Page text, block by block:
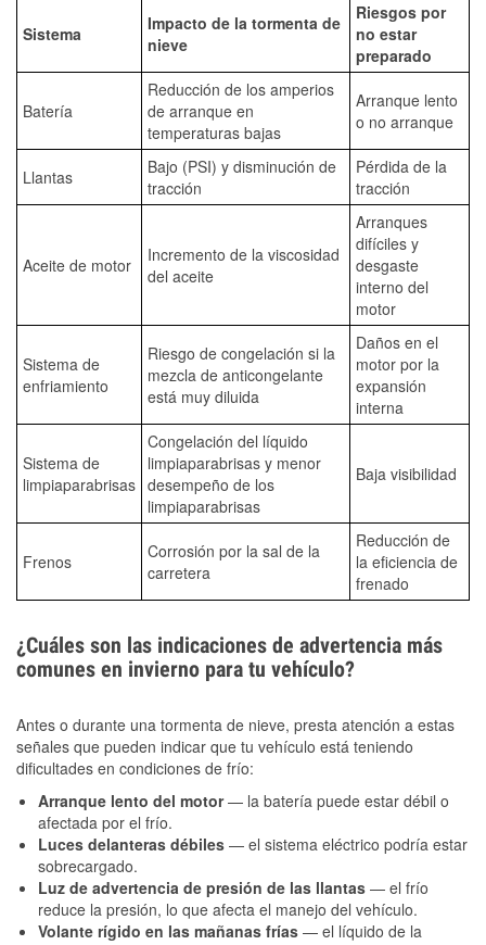
Sistema
Impacto de la tormenta de
nieve
Riesgos por
no estar
preparado
Batería
Reducción de los amperios
de arranque en
temperaturas bajas
Arranque lento
o no arranque
Llantas
Bajo (PSI) y disminución de
tracción
Pérdida de la
tracción
Aceite de motor
Incremento de la viscosidad
del aceite
Arranques
difíciles y
desgaste
interno del
motor
Sistema de
enfriamiento
Riesgo de congelación si la
mezcla de anticongelante
está muy diluida
Daños en el
motor por la
expansión
interna
Sistema de
limpiaparabrisas
Congelación del líquido
limpiaparabrisas y menor
desempeño de los
limpiaparabrisas
Baja visibilidad
Frenos
Corrosión por la sal de la
carretera
Reducción de
la eficiencia de
frenado
¿Cuáles son las indicaciones de advertencia más
comunes en invierno para tu vehículo?
Antes o durante una tormenta de nieve, presta atención a estas
señales que pueden indicar que tu vehículo está teniendo
dificultades en condiciones de frío:
Arranque lento del motor— la batería puede estar débil o
afectada por el frío.
Luces delanteras débiles — el sistema eléctrico podría estar
sobrecargado.
Luz de advertencia de presión de las llantas — el frío
reduce la presión, lo que afecta el manejo del vehículo.
Volante rígido en las mañanas frías — el líquido de la